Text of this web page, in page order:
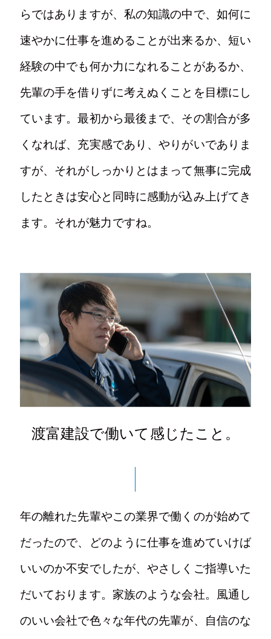
らではありますが、私の知識の中で、如何に
速やかに仕事を進めることが出来るか、短い
経験の中でも何か力になれることがあるか、
先輩の手を借りずに考えぬくことを目標にし
ています。最初から最後まで、その割合が多
くなれば、充実感であり、やりがいでありま
すが、それがしっかりとはまって無事に完成
したときは安心と同時に感動が込み上げてき
ます。それが魅力ですね。
渡富建設で働いて感じたこと。
年の離れた先輩やこの業界で働くのが始めて
だったので、どのように仕事を進めていけば
いいのか不安でしたが、やさしくご指導いた
だいております。家族のような会社。風通し
のいい会社で色々な年代の先輩が、自信のな